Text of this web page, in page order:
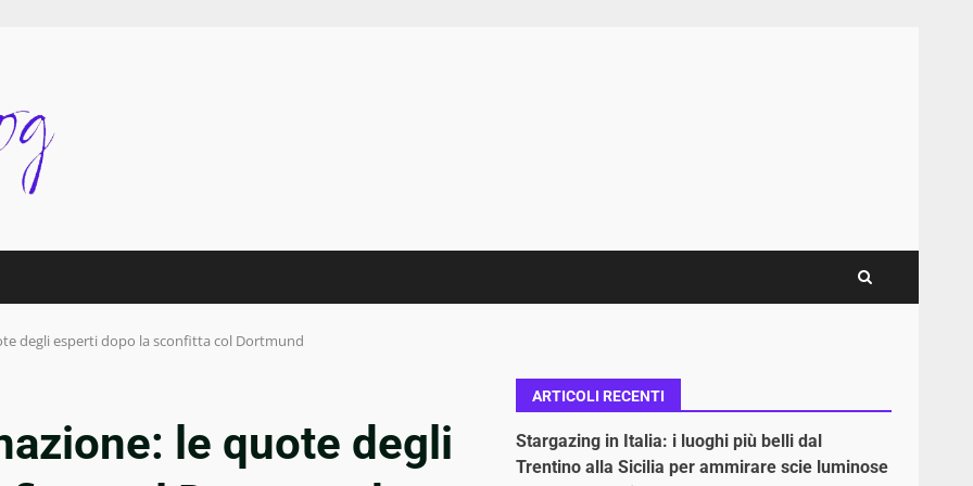
degli esperti dopo la sconfitta col Dortmund
le quote degli
ARTICOLI RECENTI
Stargazing in Italia: i luoghi più belli dal
Trentino alla Sicilia per ammirare scie luminose